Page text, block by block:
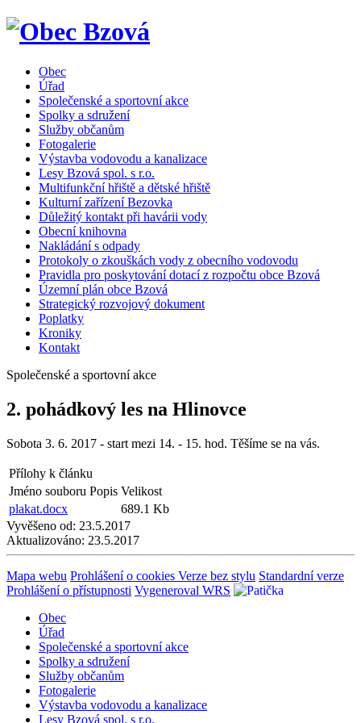
Obec
Úřad
Společenské a sportovní akce
Spolky a sdružení
Služby občanům
Fotogalerie
Výstavba vodovodu a kanalizace
Lesy Bzová spol. s r.o.
Multifunkční hřiště a dětské hřiště
Kulturní zařízení Bezovka
Důležitý kontakt při havárii vody
Obecní knihovna
Nakládání s odpady
Protokoly o zkouškách vody z obecního vodovodu
Pravidla pro poskytování dotací z rozpočtu obce Bzová
Územní plán obce Bzová
Strategický rozvojový dokument
Poplatky
Kroniky
Kontakt
Společenské a sportovní akce
2. pohádkový les na Hlinovce
Sobota 3. 6. 2017 - start mezi 14. - 15. hod. Těšíme se na vás.
Přílohy k článku
Jméno souboru Popis Velikost
plakat.docx
689.1 Kb
Vyvěšeno od: 23.5.2017
Aktualizováno: 23.5.2017
Mapa webu Prohlášení o cookies Verze bez stylu Standardní verze
Prohlášení o přístupnosti Vygeneroval WRS
Obec
Úřad
Společenské a sportovní akce
Spolky a sdružení
Služby občanům
Fotogalerie
Výstavba vodovodu a kanalizace
Lesy Bzová spol. s r.o.